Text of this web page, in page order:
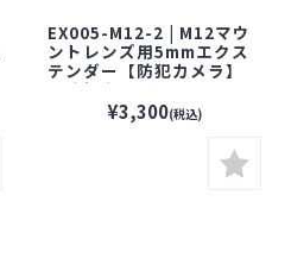
EX005-M12-2 | M12マウ
ントレンズ用5mmエクス
テンダー【防犯カメラ】
【監視カメラ】【セキュ
リティーカメラ】【ネット
ワークカメラ】
【WATEC】【ワテック】
¥3,300(税込)